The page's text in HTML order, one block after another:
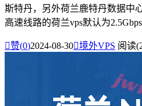
斯特丹，另外荷兰鹿特丹数据中
高速线路的荷兰vps默认为
赞(0)2024-08-30境外VPS 阅读